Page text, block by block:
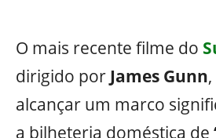
O mais recente filme do
dirigido por James Gunn
alcançar um marco
a bilheteria doméstica de